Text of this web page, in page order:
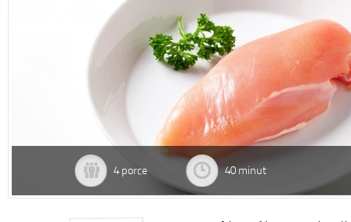
4 porce 40 minut